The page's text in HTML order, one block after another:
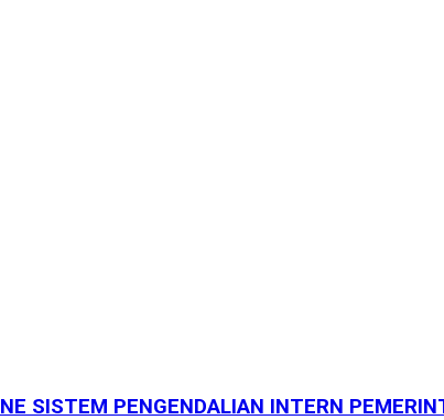
SISTEM PENGENDALIAN INTERN